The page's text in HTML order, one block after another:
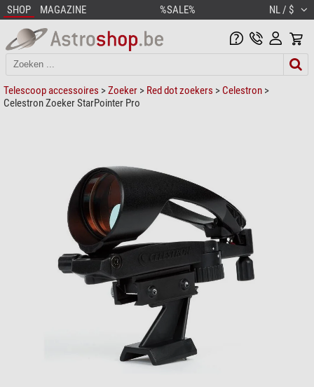
SHOP MAGAZINE %SALE% NL / $
Telescoop accessoires >Zoeker > Red dot zoekers > Celestron >
Celestron Zoeker StarPointer Pro